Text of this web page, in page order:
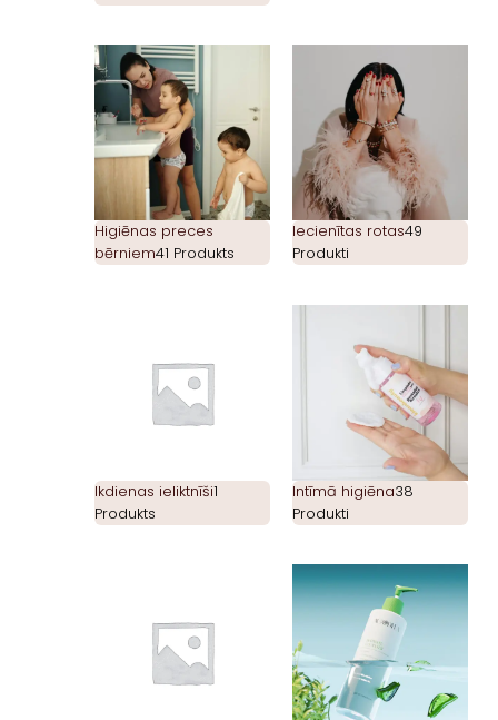
Higiēnas preces
bērniem41 Produkts
Iecienītas rotas49
Produkti
Ikdienas ieliktnīši1
Produkts
Intīmā higiēna38
Produkti